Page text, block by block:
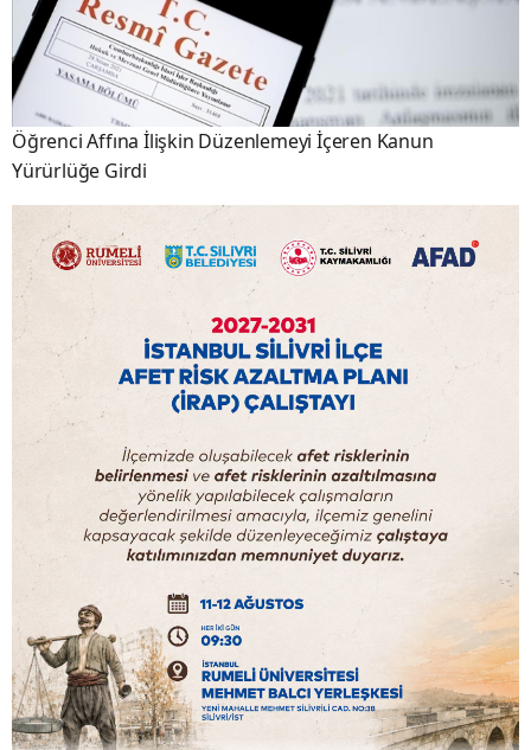
Öğrenci Affına İlişkin Düzenlemeyi İçeren Kanun
Yürürlüğe Girdi